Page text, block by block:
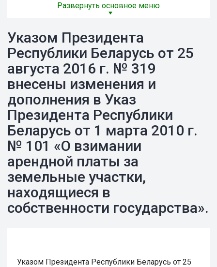
Развернуть основное меню
Указом Президента
Республики Беларусь от 25
августа 2016 г. № 319
внесены изменения и
дополнения в Указ
Президента Республики
Беларусь от 1 марта 2010 г.
№ 101 «О взимании
арендной платы за
земельные участки,
находящиеся в
собственности государства».
Указом Президента Республики Беларусь от 25